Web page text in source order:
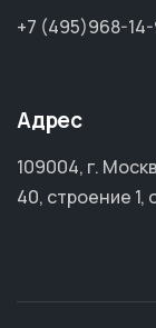
+7 (495)968-
Адрес
109004, г.
40, строение 1,